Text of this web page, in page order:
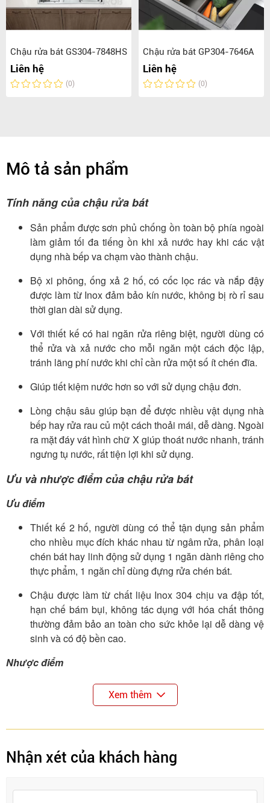
Chậu rửa bát GS304-7848HS
Liên hệ
(0)
Chậu rửa bát GP304-7646A
Liên hệ
(0)
Mô tả sản phẩm
Tính năng của chậu rửa bát
Sản phẩm được sơn phủ chống ồn toàn bộ phía ngoài
làm giảm tối đa tiếng ồn khi xả nước hay khi các vật
dụng nhà bếp va chạm vào thành chậu.
Bộ xi phông, ống xả 2 hố, có cốc lọc rác và nắp đậy
được làm từ Inox đảm bảo kín nước, không bị rò rỉ sau
thời gian dài sử dụng.
Với thiết kế có hai ngăn rửa riêng biệt, người dùng có
thể rửa và xả nước cho mỗi ngăn một cách độc lập,
tránh lãng phí nước khi chỉ cần rửa một số ít chén đĩa.
Giúp tiết kiệm nước hơn so với sử dụng chậu đơn.
Lòng chậu sâu giúp bạn để được nhiều vật dụng nhà
bếp hay rửa rau củ một cách thoải mái, dễ dàng. Ngoài
ra mặt đáy vát hình chữ X giúp thoát nước nhanh, tránh
ngưng tụ nước, rất tiện lợi khi sử dụng.
Ưu và nhược điểm của chậu rửa bát
Ưu điểm
Thiết kế 2 hố, người dùng có thể tận dụng sản phẩm
cho nhiều mục đích khác nhau từ ngâm rửa, phân loại
chén bát hay linh động sử dụng 1 ngăn dành riêng cho
thực phẩm, 1 ngăn chỉ dùng đựng rửa chén bát.
Chậu được làm từ chất liệu Inox 304 chịu va đập tốt,
hạn chế bám bụi, không tác dụng với hóa chất thông
thường đảm bảo an toàn cho sức khỏe lại dễ dàng vệ
sinh và có độ bền cao.
Nhược điểm
Khi sử dụng loại chậu 2 hố, người dùng cần chú ý
tránh văng dầu từ ngăn rửa bát sang bên rau củ để
diện tích căn bếp lớn.
Xem thêm
Nhận xét của khách hàng